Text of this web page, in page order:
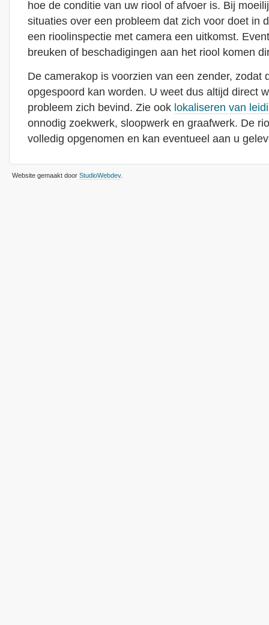
hoe de conditie van uw riool of afvoer is. Bij
situaties over een probleem dat zich voor doet in
een rioolinspectie met camera een uitkomst.
breuken of beschadigingen aan het riool komen
De camerakop is voorzien van een zender, zodat
opgespoord kan worden. U weet dus altijd direct
probleem zich bevind. Zie ook lokaliseren van
onnodig zoekwerk, sloopwerk en graafwerk. De
volledig opgenomen en kan eventueel aan u
Website gemaakt door StudioWebdev.